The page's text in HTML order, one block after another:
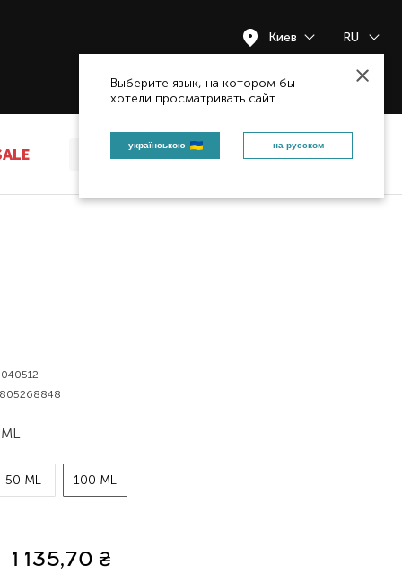
Киев RU
Выберите язык, на котором бы
хотели просматривать сайт
Закрыть
українською на русском
50 ML 100 ML
1 135,70 ₴